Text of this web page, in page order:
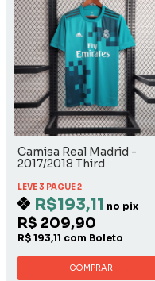
Camisa Real Madrid -
2017/2018 Third
LEVE 3 PAGUE 2
R$193,11 no pix
R$ 209,90
R$ 193,11 com Boleto
COMPRAR